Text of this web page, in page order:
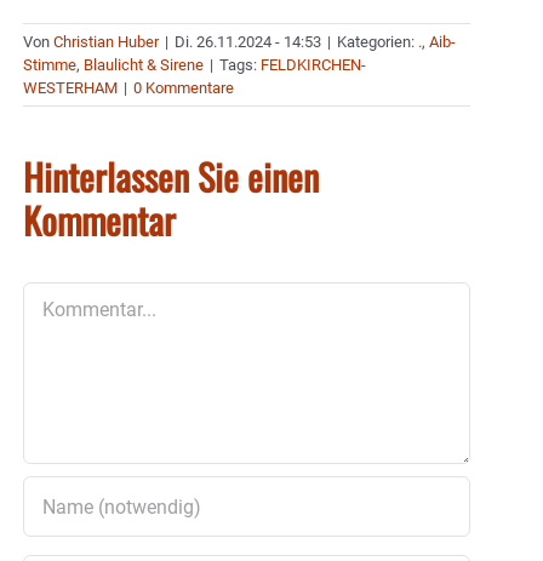
Von Christian Huber | Di. 26.11.2024 - 14:53 | Kategorien: ., Aib-
Stimme, Blaulicht & Sirene | Tags: FELDKIRCHEN-
WESTERHAM | 0 Kommentare
Hinterlassen Sie einen
Kommentar